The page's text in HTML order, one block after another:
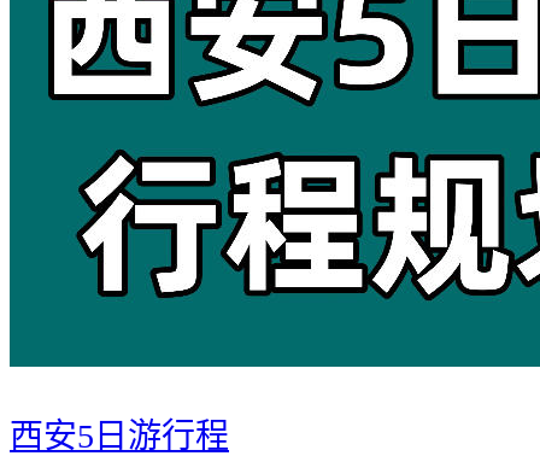
西安5日游行程